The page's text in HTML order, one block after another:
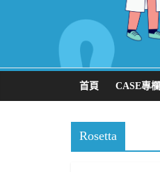
首頁 CASE專欄
Rosetta